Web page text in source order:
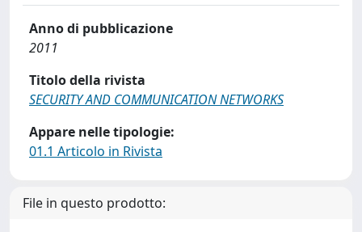
Anno di pubblicazione
2011
Titolo della rivista
SECURITY AND COMMUNICATION NETWORKS
Appare nelle tipologie:
01.1 Articolo in Rivista
File in questo prodotto: